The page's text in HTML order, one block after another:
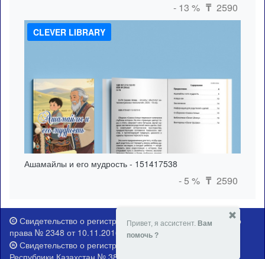
- 13 % ₸ 2590
CLEVER LIBRARY
Ашамайлы и его мудрость - 151417538
- 5 % ₸ 2590
Свидетельство о регистрации прав на объект авторского
права № 2348 от 10.11.2016 г.
Свидетельство о регистрации Министерства юстиции
Республики Казахстан № 381-Е от 21.02.2015 г.
Привет, я ассистент. Вам
помочь ?